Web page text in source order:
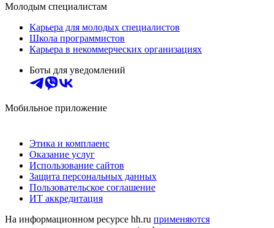
Молодым специалистам
Карьера для молодых специалистов
Школа программистов
Карьера в некоммерческих организациях
Боты для уведомлений
Мобильное приложение
Этика и комплаенс
Оказание услуг
Использование сайтов
Защита персональных данных
Пользовательское соглашение
ИТ аккредитация
На информационном ресурсе hh.ru применяются